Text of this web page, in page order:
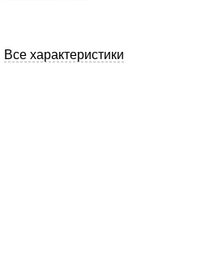
Все характеристики